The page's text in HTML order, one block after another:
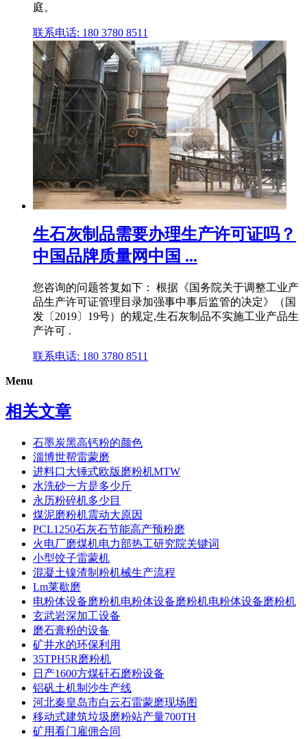
庭。
联系电话: 180 3780 8511
生石灰制品需要办理生产许可证吗？
中国品牌质量网中国 ...
您咨询的问题答复如下： 根据《国务院关于调整工业产
品生产许可证管理目录加强事中事后监管的决定》（国
发〔2019〕19号）的规定,生石灰制品不实施工业产品生
产许可 .
联系电话: 180 3780 8511
Menu
相关文章
石墨炭黑高钙粉的颜色
淄博世帮雷蒙磨
进料口大锤式欧版磨粉机MTW
水洗砂一方是多少斤
永历粉碎机多少目
煤泥磨粉机震动大原因
PCL1250石灰石节能高产预粉磨
火电厂磨煤机电力部热工研究院关键词
小型饺子雷蒙机
混凝土镍渣制粉机械生产流程
Lm莱歇磨
电粉体设备磨粉机电粉体设备磨粉机电粉体设备磨粉机
玄武岩深加工设备
磨石膏粉的设备
矿井水的环保利用
35TPH5R磨粉机
日产1600方煤矸石磨粉设备
铝矾土机制沙生产线
河北秦皇岛市白云石雷蒙磨现场图
移动式建筑垃圾磨粉站产量700TH
矿用看门雇佣合同